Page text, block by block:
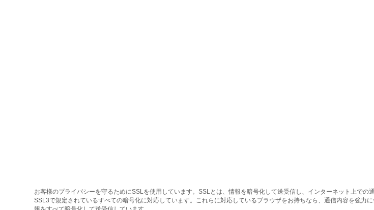
お客様のプライバシーを守るためにSSLを使用しています。SSLとは、情報を暗号化して送受信し、インターネット上で
SSL3で規定されているすべての暗号化に対応しています。これらに対応しているブラウザをお持ちなら、通信内容を強